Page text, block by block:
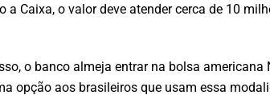
a Caixa, o valor deve atender cerca de 10
o banco almeja entrar na bolsa
opção aos brasileiros que usam essa